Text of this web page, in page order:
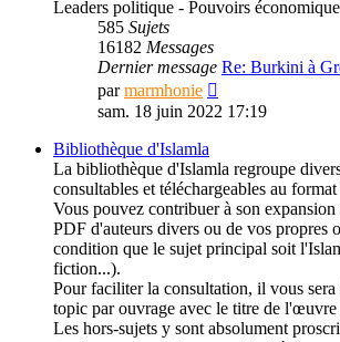
Leaders politique - Pouvoirs
585 Sujets
16182 Messages
Dernier message Re: Burkini à
parmarmhonie
le
sam. 18 juin 2022 17:19
Bibliothèque d'Islamla
La bibliothèque d'Islamla regroupe
consultables et téléchargeables au
Vous pouvez contribuer à son expansion
PDF d'auteurs divers ou de vos propres
condition que le sujet principal soit
fiction...).
Pour faciliter la consultation, il vous
topic par ouvrage avec le titre de l'œuvre
Les hors-sujets y sont absolument